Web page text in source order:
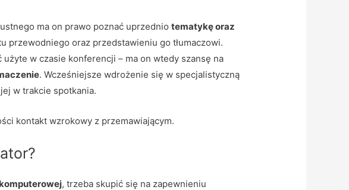
ma on prawo poznać uprzedniotematykę oraz
przewodniego oraz przedstawieniu go tłumaczowi.
w czasie konferencji – ma on wtedy szansę na
. Wcześniejsze wdrożenie się w specjalistyczną
w trakcie spotkania.
kontakt wzrokowy z przemawiającym.
, trzeba skupić się na zapewnieniu